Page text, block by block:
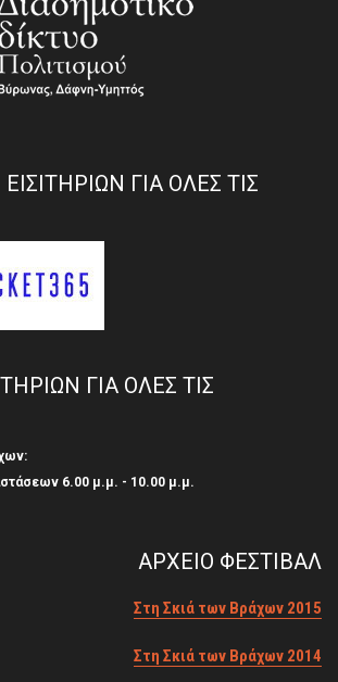
ΓΙΑ ΟΛΕΣ ΤΙΣ
ΓΙΑ ΟΛΕΣ ΤΙΣ
6.00 μ.μ. - 10.00 μ.μ.
ΑΡΧΕΙΟ ΦΕΣΤΙΒΑΛ
Στη Σκιά των Βράχων 2015
Στη Σκιά των Βράχων 2014